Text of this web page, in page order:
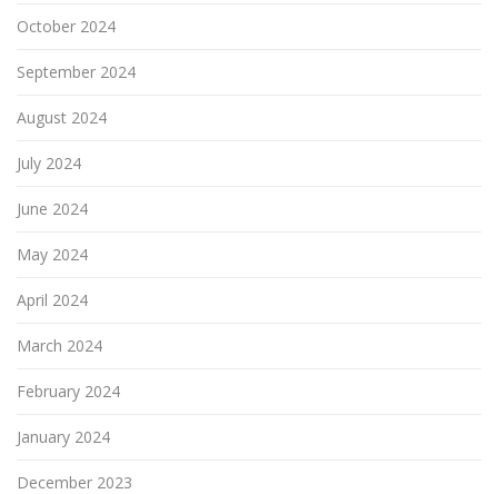
October 2024
September 2024
August 2024
July 2024
June 2024
May 2024
April 2024
March 2024
February 2024
January 2024
December 2023